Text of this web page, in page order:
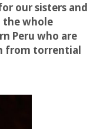
our sisters and
the whole
Peru who are
from torrential